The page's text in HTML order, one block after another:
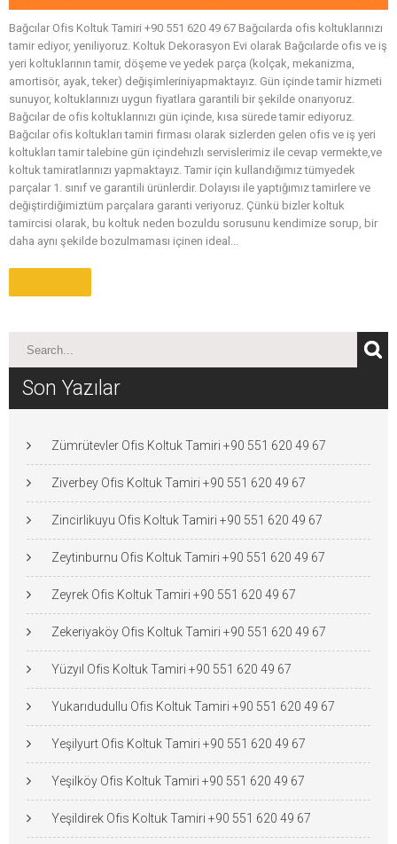
Bağcılar Ofis Koltuk Tamiri +90 551 620 49 67 Bağcılarda ofis koltuklarınızı
tamir ediyor, yeniliyoruz. Koltuk Dekorasyon Evi olarak Bağcılarde ofis ve iş
yeri koltuklarının tamir, döşeme ve yedek parça (kolçak, mekanizma,
amortisör, ayak, teker) değişimleriniyapmaktayız. Gün içinde tamir hizmeti
sunuyor, koltuklarınızı uygun fiyatlara garantili bir şekilde onarıyoruz.
Bağcılar de ofis koltuklarınızı gün içinde, kısa sürede tamir ediyoruz.
Bağcılar ofis koltukları tamiri firması olarak sizlerden gelen ofis ve iş yeri
koltukları tamir talebine gün içindehızlı servislerimiz ile cevap vermekte,ve
koltuk tamiratlarınızı yapmaktayız. Tamir için kullandığımız tümyedek
parçalar 1. sınıf ve garantili ürünlerdir. Dolayısı ile yaptığımız tamirlere ve
değiştirdiğimiztüm parçalara garanti veriyoruz. Çünkü bizler koltuk
tamircisi olarak, bu koltuk neden bozuldu sorusunu kendimize sorup, bir
daha aynı şekilde bozulmaması içinen ideal...
Son Yazılar
Zümrütevler Ofis Koltuk Tamiri +90 551 620 49 67
Ziverbey Ofis Koltuk Tamiri +90 551 620 49 67
Zincirlikuyu Ofis Koltuk Tamiri +90 551 620 49 67
Zeytinburnu Ofis Koltuk Tamiri +90 551 620 49 67
Zeyrek Ofis Koltuk Tamiri +90 551 620 49 67
Zekeriyaköy Ofis Koltuk Tamiri +90 551 620 49 67
Yüzyıl Ofis Koltuk Tamiri +90 551 620 49 67
Yukarıdudullu Ofis Koltuk Tamiri +90 551 620 49 67
Yeşilyurt Ofis Koltuk Tamiri +90 551 620 49 67
Yeşilköy Ofis Koltuk Tamiri +90 551 620 49 67
Yeşildirek Ofis Koltuk Tamiri +90 551 620 49 67